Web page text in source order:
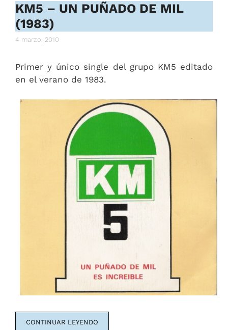
KM5 – UN PUÑADO DE MIL
(1983)
4 marzo, 2010
Primer y único single del grupo KM5 editado
en el verano de 1983.
CONTINUAR LEYENDO